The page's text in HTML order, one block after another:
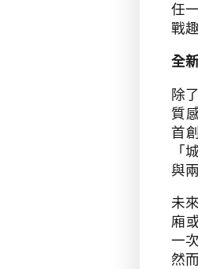
任
戰
全
除
質
首
「
與
未
廂
一
然